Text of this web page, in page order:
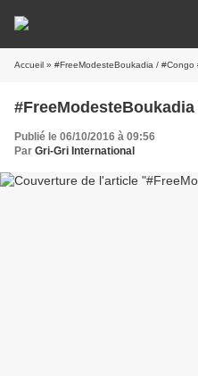
Accueil » #FreeModesteBoukadia / #Congo
Publié le 06/10/2016 à 09:56
Par Gri-Gri International